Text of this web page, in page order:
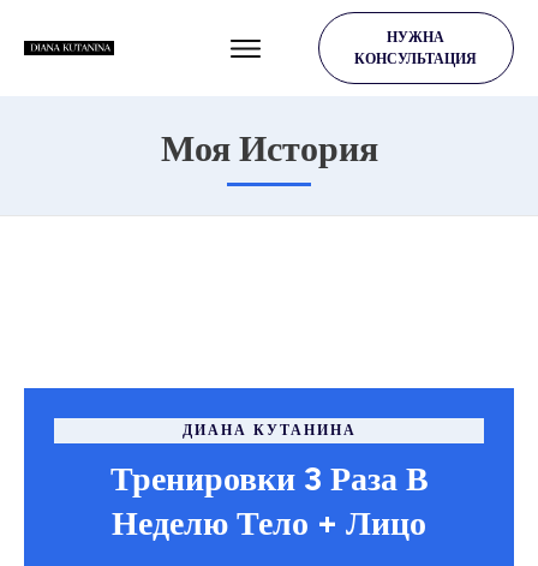
НУЖНА
КОНСУЛЬТАЦИЯ
Моя История
ДИАНА КУТАНИНА
Тренировки 3 Раза В
Неделю Тело + Лицо